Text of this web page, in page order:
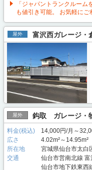
「ジャパントランクルー
も値引き可能。 お気軽にご
屋外 富沢西ガレージ・
屋外 鈎取 ガレージ・
料金(税込)
14,000円/月～
広さ
4.02m²～14.95m²
所在地
宮城県仙台市太白
交通
仙台市営南北線
仙台市地下鉄東西